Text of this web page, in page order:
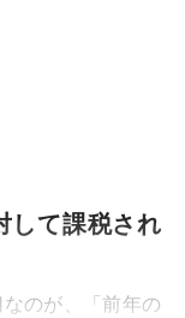
して課税され
のが、「前年の